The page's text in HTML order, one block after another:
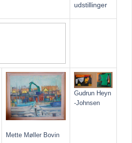
udstillinger
Mette Møller Bovin
Gudrun Heyn
-Johnsen